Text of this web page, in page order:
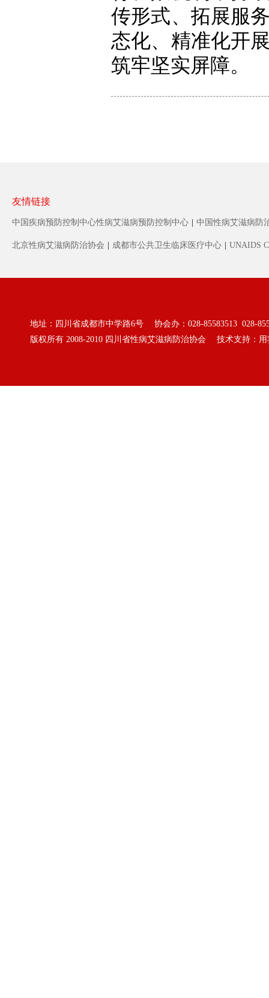
传形式、拓展服
态化、精准化开
筑牢坚实屏障。
友情链接
中国疾病预防控制中心性病艾滋病预防控制中心 中国性病艾滋病防
北京性病艾滋病防治协会 成都市公共卫生临床医疗中心 UNAIDS
地址：四川省成都市中学路6号 协会办：028-85583513 028-
版权所有 2008-2010 四川省性病艾滋病防治协会 技术支持：